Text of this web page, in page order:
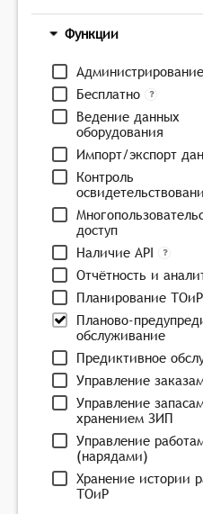
Функции
Администрирование
Бесплатно
Ведение данных
оборудования
Импорт/экспорт
Контроль
доступ
Наличие API
Отчётность и
Планирование ТОиР
Планово-
обслуживание
Предиктивное
Управление
Управление
хранением ЗИП
Управление
(нарядами)
Хранение истории
ТОиР